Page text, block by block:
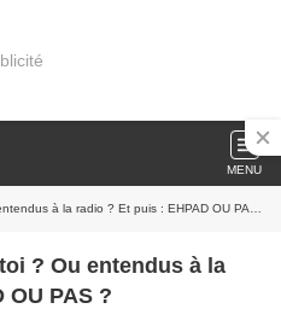
MENU
à la radio ? Et puis : EHPAD OU PAS ?
à la
OU PAS ?